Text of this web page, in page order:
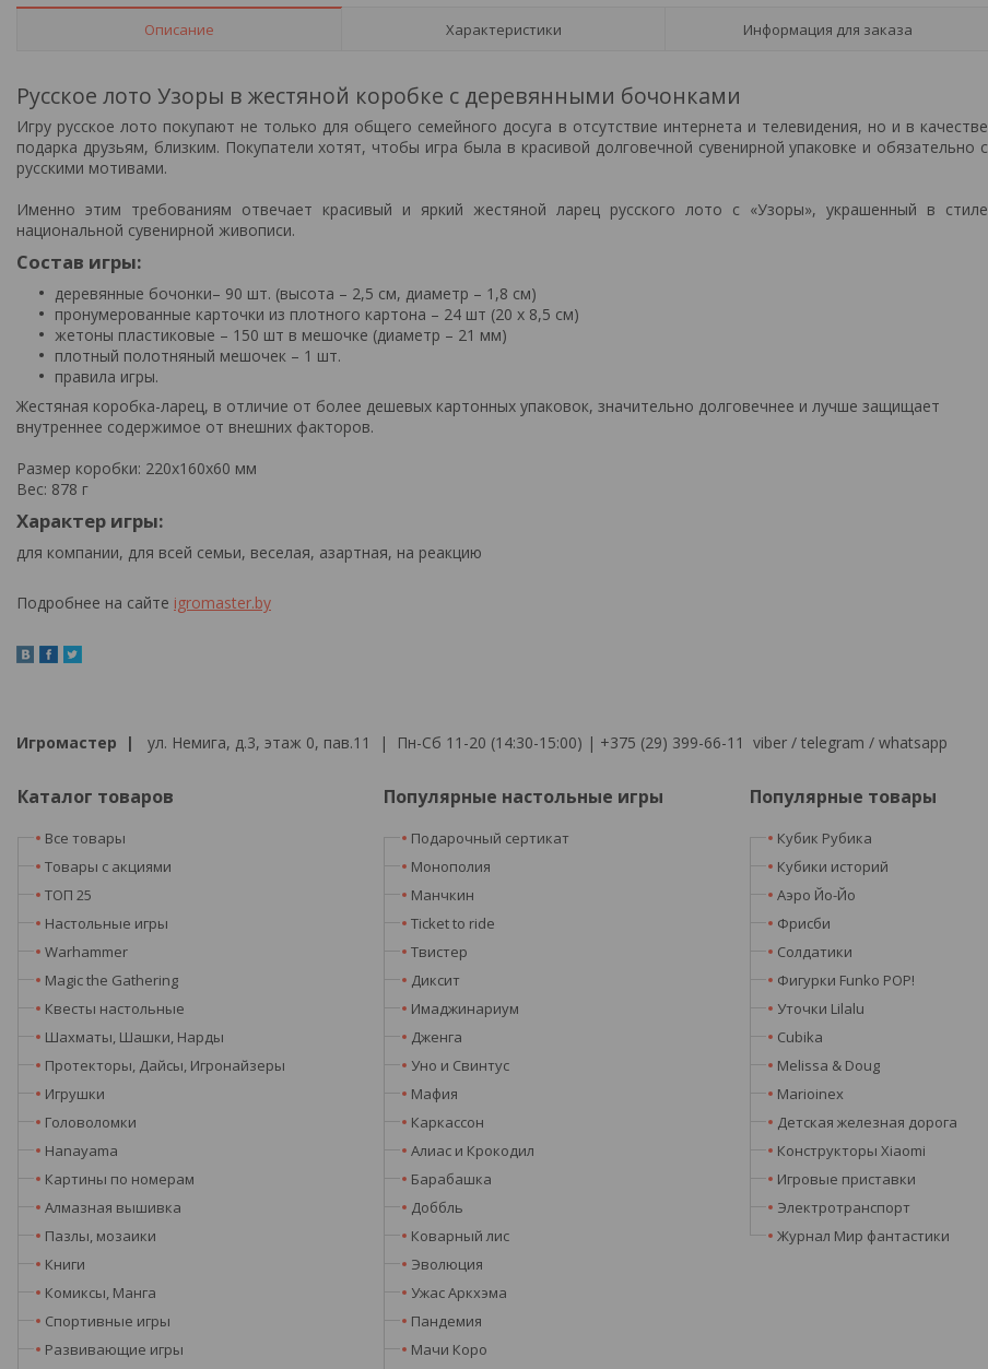
Описание Характеристики Информация для заказа
Русское лото Узоры в жестяной коробке с деревянными бочонками
Игру русское лото покупают не только для общего семейного досуга в отсутствие интернета и телевидения, но и в качестве
подарка друзьям, близким. Покупатели хотят, чтобы игра была в красивой долговечной сувенирной упаковке и обязательно с
русскими мотивами.
Именно этим требованиям отвечает красивый и яркий жестяной ларец русского лото с «Узоры», украшенный в стиле
национальной сувенирной живописи.
Состав игры:
деревянные бочонки– 90 шт. (высота – 2,5 см, диаметр – 1,8 см)
пронумерованные карточки из плотного картона – 24 шт (20 х 8,5 см)
жетоны пластиковые – 150 шт в мешочке (диаметр – 21 мм)
плотный полотняный мешочек – 1 шт.
правила игры.
Жестяная коробка-ларец, в отличие от более дешевых картонных упаковок, значительно долговечнее и лучше защищает
внутреннее содержимое от внешних факторов.
Размер коробки: 220x160x60 мм
Вес: 878 г
Характер игры:
для компании, для всей семьи, веселая, азартная, на реакцию
Подробнее на сайте igromaster.by
Игромастер | ул. Немига, д.3, этаж 0, пав.11 | Пн-Сб 11-20 (14:30-15:00) | +375 (29) 399-66-11 viber / telegram / whatsapp
Каталог товаров
Все товары
Товары с акциями
ТОП 25
Настольные игры
Warhammer
Magic the Gathering
Квесты настольные
Шахматы, Шашки, Нарды
Протекторы, Дайсы, Игронайзеры
Игрушки
Головоломки
Hanayama
Картины по номерам
Алмазная вышивка
Пазлы, мозаики
Книги
Комиксы, Манга
Спортивные игры
Развивающие игры
Популярные настольные игры
Подарочный сертикат
Монополия
Манчкин
Ticket to ride
Твистер
Диксит
Имаджинариум
Дженга
Уно и Свинтус
Мафия
Каркассон
Алиас и Крокодил
Барабашка
Доббль
Коварный лис
Эволюция
Ужас Аркхэма
Пандемия
Мачи Коро
Популярные товары
Кубик Рубика
Кубики историй
Аэро Йо-Йо
Фрисби
Солдатики
Фигурки Funko POP!
Уточки Lilalu
Cubika
Melissa & Doug
Marioinex
Детская железная дорога
Конструкторы Xiaomi
Игровые приставки
Электротранспорт
Журнал Мир фантастики